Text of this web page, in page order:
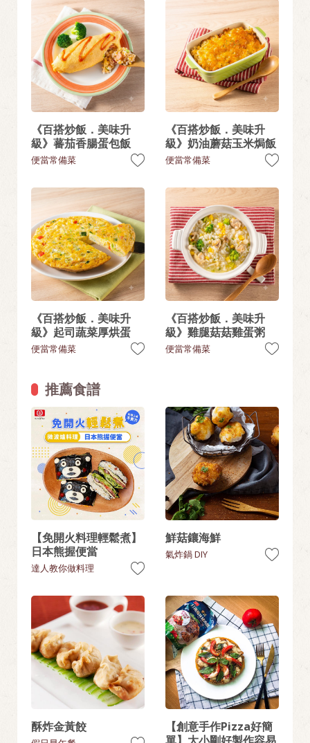
《百搭炒飯．美味升
級》蕃茄香腸蛋包飯
便當常備菜
《百搭炒飯．美味升
級》奶油蘑菇玉米焗飯
便當常備菜
《百搭炒飯．美味升
級》起司蔬菜厚烘蛋
便當常備菜
《百搭炒飯．美味升
級》雞腿菇菇雞蛋粥
便當常備菜
推薦食譜
【免開火料理輕鬆煮】
日本熊握便當
達人教你做料理
鮮菇鑲海鮮
氣炸鍋 DIY
酥炸金黃餃
【創意手作Pizza好簡